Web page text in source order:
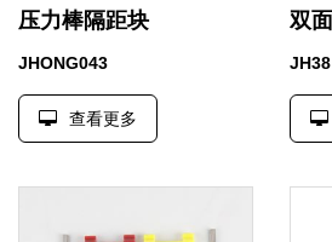
压力棒隔距块
JHONG043
查看更多
双
JH38